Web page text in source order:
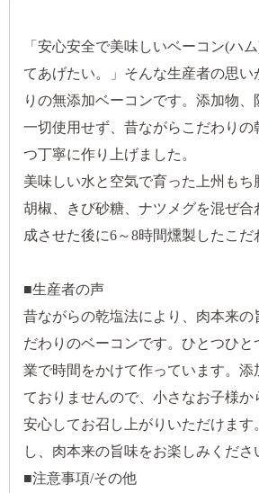
「安心安全で美味しいベーコン(ハ
てあげたい。」そんな生産者の思い
りの無添加ベーコンです。添加物、
一切使用せず、昔ながらこだわりの
つ丁寧に作り上げました。
美味しい水と空気で育った上州もち
胡椒、きび砂糖、ナツメグを混ぜ合
成させた後に6～8時間燻製したこだ
■生産者の声
昔ながらの乾塩法により、肉本来の
だわりのベーコンです。ひとつひと
業で時間をかけて作っています。添
ておりませんので、小さなお子様か
安心してお召し上がりいただけます
し、肉本来の旨味をお楽しみくださ
■注意事項/その他